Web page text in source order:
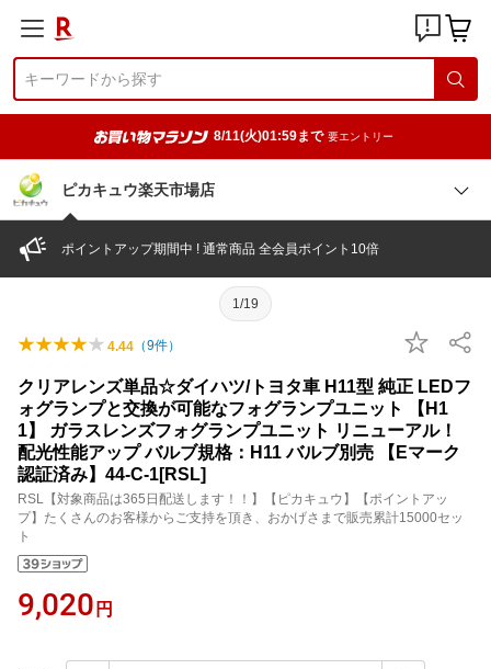
8/11(火)01:59まで 要エントリー
ピカキュウ楽天市場店
ポイントアップ期間中 ! 通常商品 全会員ポイント10倍
1/19
4.44 （9件）
クリアレンズ単品☆ダイハツ/トヨタ車 H11型 純正 LEDフ
ォグランプと交換が可能なフォグランプユニット 【H1
1】 ガラスレンズフォグランプユニット リニューアル！
配光性能アップ バルブ規格：H11 バルブ別売 【Eマーク
認証済み】44-C-1[RSL]
RSL【対象商品は365日配送します！！】【ピカキュウ】【ポイントアッ
プ】たくさんのお客様からご支持を頂き、おかげさまで販売累計15000セッ
ト
9,020 円